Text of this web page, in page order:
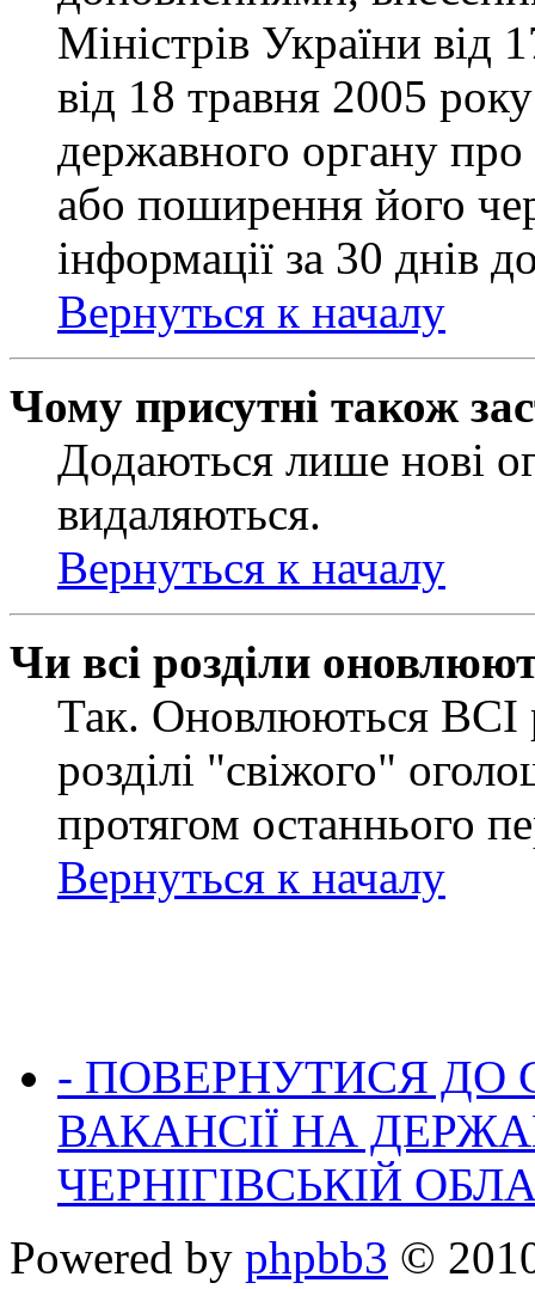
Міністрів України від
від 18 травня 2005
державного органу
або поширення його
інформації за 30 днів
Вернуться к началу
Чому присутні також
Додаються лише нові
видаляються.
Вернуться к началу
Чи всі розділи
Так. Оновлюються ВСІ
розділі "свіжого"
протягом останнього
Вернуться к началу
- ПОВЕРНУТИСЯ ДО
ВАКАНСІЇ НА
ЧЕРНІГІВСЬКІЙ
Powered by phpbb3 ©